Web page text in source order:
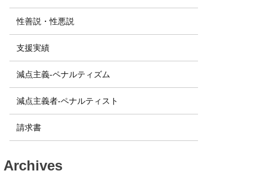
性善説・性悪説
支援実績
減点主義-ペナルティズム
減点主義者-ペナルティスト
請求書
Archives